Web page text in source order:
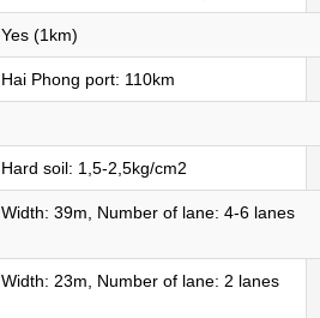
Yes (1km)
Hai Phong port: 110km
Hard soil: 1,5-2,5kg/cm2
Width: 39m, Number of lane: 4-6 lanes
Width: 23m, Number of lane: 2 lanes